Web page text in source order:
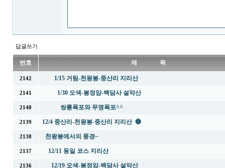
답글쓰기
번호 제 목
2142 1/15 거림-천왕봉-중산리 지리산
2141 1/30 오색-봉정암-백담사 설악산
2140 쌍룡폭포와 무명폭포^^
2139 12/4 중산리-천왕봉-중산리 지리산 🔵
2138 천왕봉에서의 풍경~
2137 12/11 동일 코스 지리산
2136 12/19 오색-봉정암-백담사 설악산